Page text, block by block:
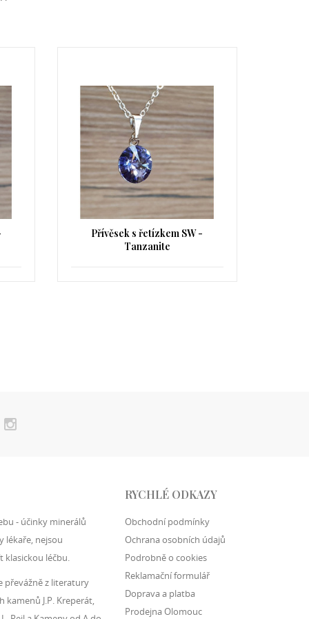
Přívěsek s řetízkem SW - Light
rose
- účinky minerálů
lékaře, nejsou
klasickou léčbu.
převážně z literatury
kamenů J.P. Kreperát,
RYCHLÉ ODKAZY
Obchodní podmínky
Ochrana osobních údajů
Podrobně o cookies
Reklamační formulář
Doprava a platba
Prodejna Olomouc